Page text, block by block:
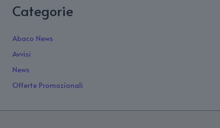
Categorie
Abaco News
Avvisi
News
Offerte Promozionali